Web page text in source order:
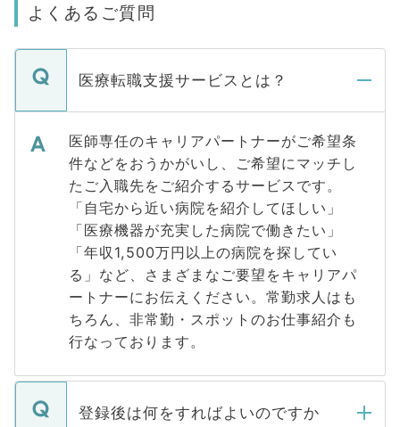
よくあるご質問
医療転職支援サービスとは？
医師専任のキャリアパートナーがご希望条
件などをおうかがいし、ご希望にマッチし
たご入職先をご紹介するサービスです。
「自宅から近い病院を紹介してほしい」
「医療機器が充実した病院で働きたい」
「年収1,500万円以上の病院を探してい
る」など、さまざまなご要望をキャリアパ
ートナーにお伝えください。常勤求人はも
ちろん、非常勤・スポットのお仕事紹介も
行なっております。
登録後は何をすればよいのですか